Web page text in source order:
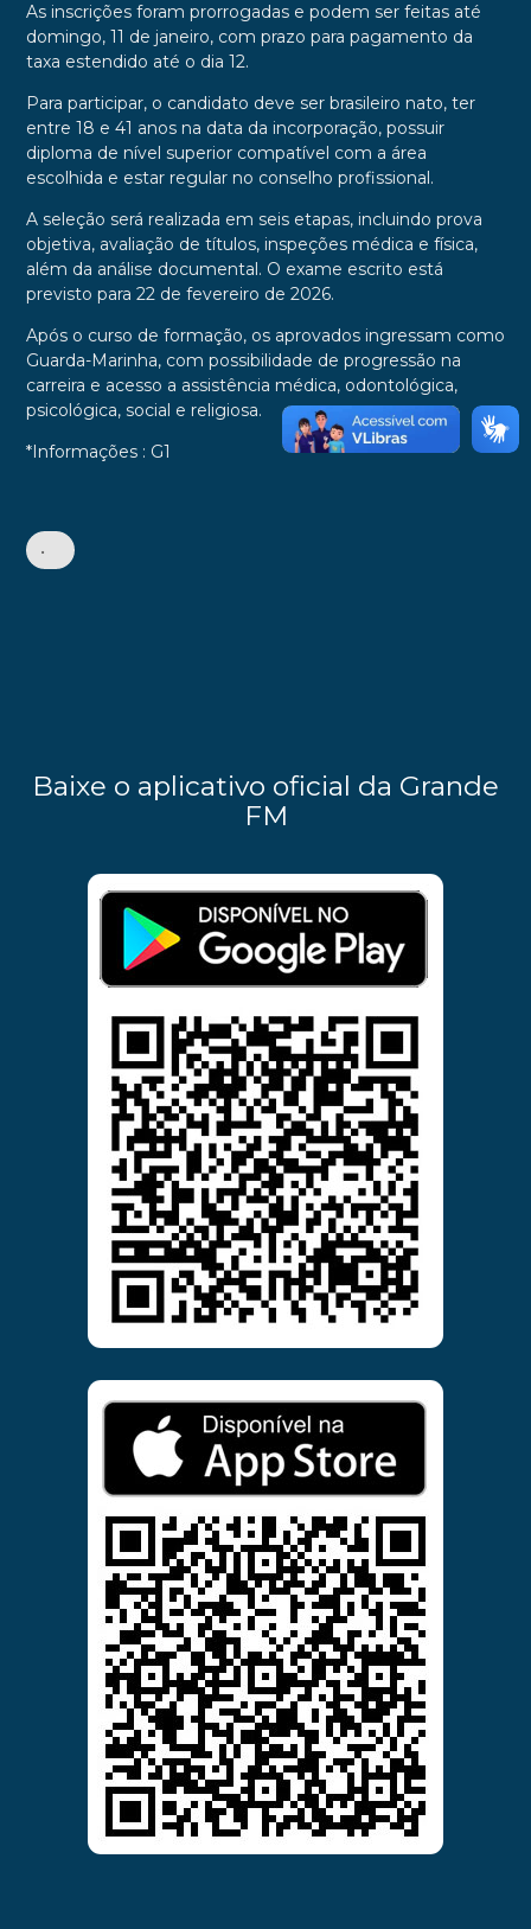
As inscrições foram prorrogadas e podem ser feitas até
domingo, 11 de janeiro, com prazo para pagamento da
taxa estendido até o dia 12.
Para participar, o candidato deve ser brasileiro nato, ter
entre 18 e 41 anos na data da incorporação, possuir
diploma de nível superior compatível com a área
escolhida e estar regular no conselho profissional.
A seleção será realizada em seis etapas, incluindo prova
objetiva, avaliação de títulos, inspeções médica e física,
além da análise documental. O exame escrito está
previsto para 22 de fevereiro de 2026.
Após o curso de formação, os aprovados ingressam como
Guarda-Marinha, com possibilidade de progressão na
carreira e acesso a assistência médica, odontológica,
psicológica, social e religiosa.
*Informações : G1
•
Baixe o aplicativo oficial da Grande
FM